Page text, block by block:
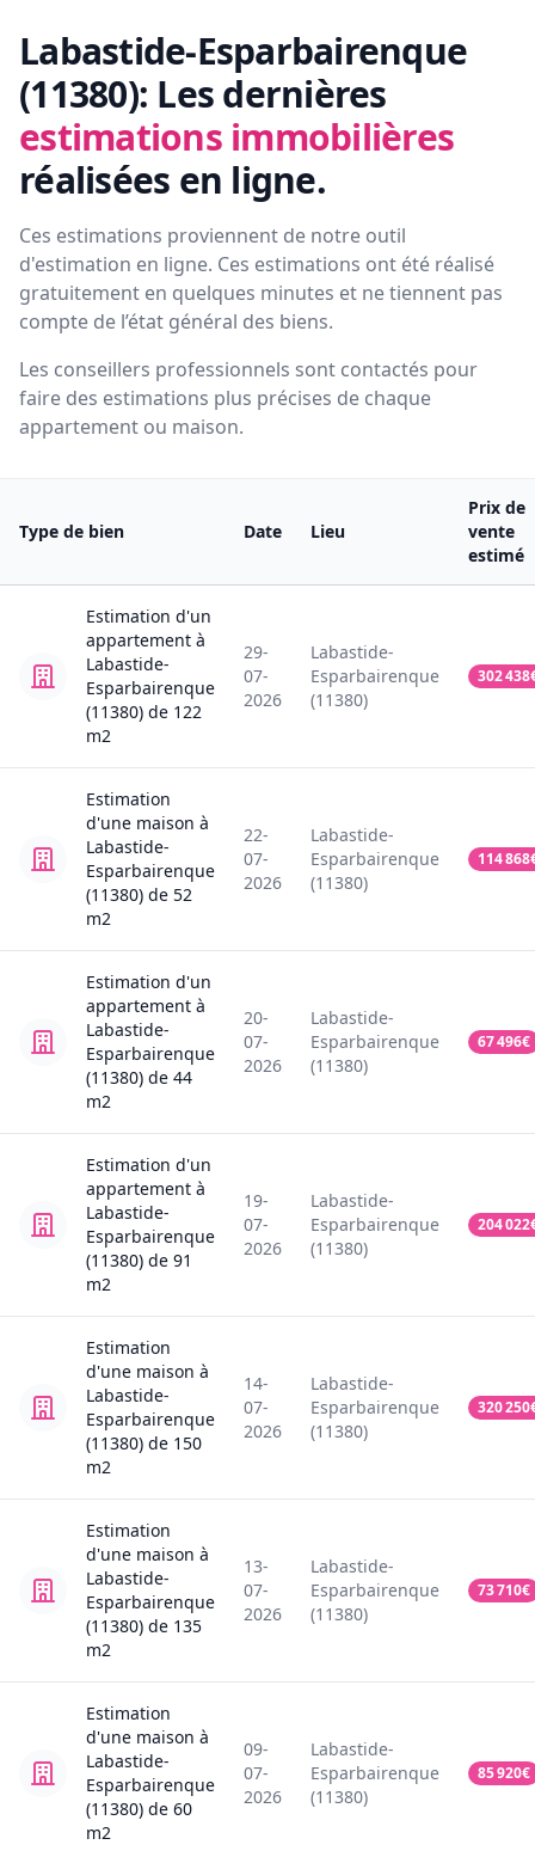
Labastide-Esparbairenque
(11380): Les dernières
estimations immobilières
réalisées en ligne.
Ces estimations proviennent de notre outil
d'estimation en ligne. Ces estimations ont été réalisé
gratuitement en quelques minutes et ne tiennent pas
compte de l’état général des biens.
Les conseillers professionnels sont contactés pour
faire des estimations plus précises de chaque
appartement ou maison.
Type de bien Date Lieu
Prix de
vente
estimé
Estimation d'un
appartement à
Labastide-
Esparbairenque
(11380) de 122
m2
29-
07-
2026
Labastide-
Esparbairenque
(11380)
302 438
Estimation
d'une maison à
Labastide-
Esparbairenque
(11380) de 52
m2
22-
07-
2026
Labastide-
Esparbairenque
(11380)
114 868
Estimation d'un
appartement à
Labastide-
Esparbairenque
(11380) de 44
m2
20-
07-
2026
Labastide-
Esparbairenque
(11380)
67 496€
Estimation d'un
appartement à
Labastide-
Esparbairenque
(11380) de 91
m2
19-
07-
2026
Labastide-
Esparbairenque
(11380)
204 022
Estimation
d'une maison à
Labastide-
Esparbairenque
(11380) de 150
m2
14-
07-
2026
Labastide-
Esparbairenque
(11380)
320 250
Estimation
d'une maison à
Labastide-
Esparbairenque
(11380) de 135
m2
13-
07-
2026
Labastide-
Esparbairenque
(11380)
73 710€
Estimation
d'une maison à
Labastide-
Esparbairenque
(11380) de 60
m2
09-
07-
2026
Labastide-
Esparbairenque
(11380)
85 920€